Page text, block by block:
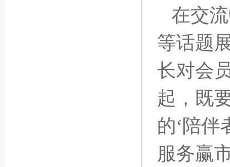
在交
等话题
长对会
起，既
的‘陪伴
服务赢